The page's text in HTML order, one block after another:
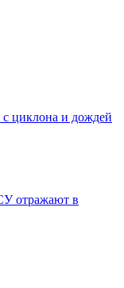
с циклона и дождей
отражают в